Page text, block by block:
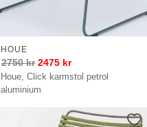
Houe, Click karmstol petrol
aluminium
HOUE
2750kr 2475 kr